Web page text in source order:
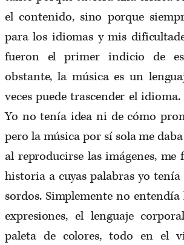
el contenido, sino porque
para los idiomas y mis
fueron el primer indicio de
obstante, la música es un
veces puede trascender el idioma.
Yo no tenía idea ni de cómo
pero la música por sí sola me
al reproducirse las imágenes, me
historia a cuyas palabras yo
sordos. Simplemente no
expresiones, el lenguaje
paleta de colores, todo en el